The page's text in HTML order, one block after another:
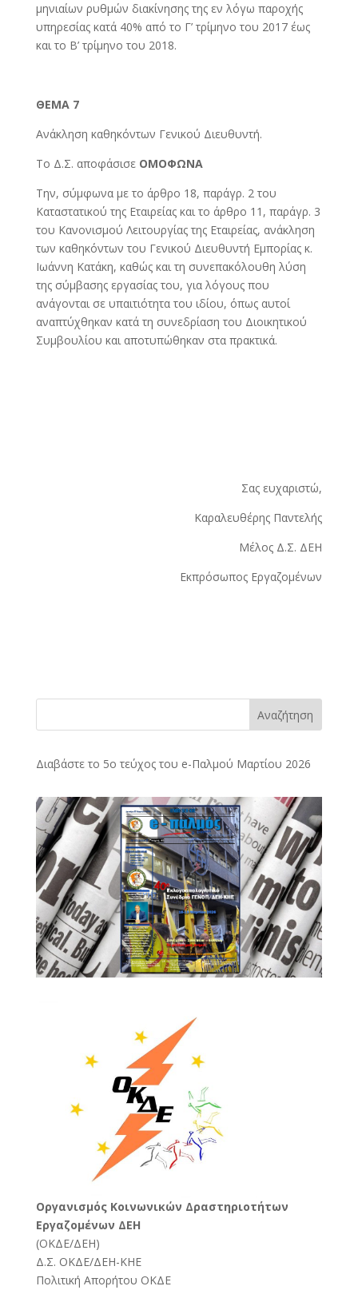
μηνιαίων ρυθμών διακίνησης της εν λόγω παροχής
υπηρεσίας κατά 40% από το Γ’ τρίμηνο του 2017 έως
και το Β’ τρίμηνο του 2018.
ΘΕΜΑ 7
Ανάκληση καθηκόντων Γενικού Διευθυντή.
Το Δ.Σ. αποφάσισε ΟΜΟΦΩΝΑ
Την, σύμφωνα με το άρθρο 18, παράγρ. 2 του
Καταστατικού της Εταιρείας και το άρθρο 11, παράγρ. 3
του Κανονισμού Λειτουργίας της Εταιρείας, ανάκληση
των καθηκόντων του Γενικού Διευθυντή Εμπορίας κ.
Ιωάννη Κατάκη, καθώς και τη συνεπακόλουθη λύση
της σύμβασης εργασίας του, για λόγους που
ανάγονται σε υπαιτιότητα του ιδίου, όπως αυτοί
αναπτύχθηκαν κατά τη συνεδρίαση του Διοικητικού
Συμβουλίου και αποτυπώθηκαν στα πρακτικά.
Σας ευχαριστώ,
Καραλευθέρης Παντελής
Μέλος Δ.Σ. ΔΕΗ
Εκπρόσωπος Εργαζομένων
Αναζήτηση
Διαβάστε το 5ο τεύχος του e-Παλμού Μαρτίου 2026
Oργανισμός Κοινωνικών Δραστηριοτήτων
Εργαζομένων ΔΕΗ
(ΟΚΔΕ/ΔΕΗ)
Δ.Σ. ΟΚΔΕ/ΔΕΗ-ΚΗΕ
Πολιτική Απορήτου ΟΚΔΕ